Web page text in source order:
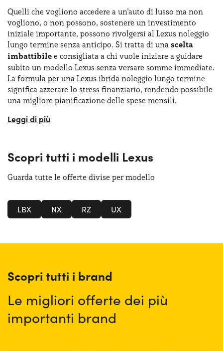
Quelli che vogliono accedere a un’auto di lusso ma non
vogliono, o non possono, sostenere un investimento
iniziale importante, possono rivolgersi al Lexus noleggio
lungo termine senza anticipo. Si tratta di una scelta
imbattibile e consigliata a chi vuole iniziare a guidare
subito un modello Lexus senza versare somme immediate.
La formula per una Lexus ibrida noleggio lungo termine
significa azzerare lo stress finanziario, rendendo possibile
una migliore pianificazione delle spese mensili.
Optare per un Lexus suv noleggio lungo termine
competenza e trasparenza nei costi. Anche con la formula
senza anticipo, si potrà contare sul vantaggio di avere un
referente unicosin dall’inizio della stipula del contratto.
anticipo non ci saranno vincoli all’acquisto di alcun tipo
né costi nascosti. Al termine del contratto di noleggio si
potrà decidere liberamente se rinnovarlo, se chiuderlo,
Scopri tutti i modelli Lexus
Guarda tutte le offerte divise per modello
LBX NX RZ UX
Scopri tutti i brand
Le migliori offerte dei più
importanti brand